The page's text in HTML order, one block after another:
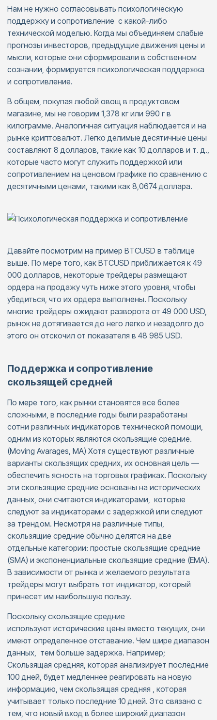
Нам не нужно согласовывать психологическую
поддержку и сопротивление с какой-либо
технической моделью. Когда мы объединяем слабые
прогнозы инвесторов, предыдущие движения цены и
мысли, которые они сформировали в собственном
сознании, формируется психологическая поддержка
и сопротивление.
В общем, покупая любой овощ в продуктовом
магазине, мы не говорим 1,378 кг или 990 г в
килограмме. Аналогичная ситуация наблюдается и на
рынке криптовалют. Легко делимые десятичные цены
составляют 8 долларов, такие как 10 долларов и т. д.,
которые часто могут служить поддержкой или
сопротивлением на ценовом графике по сравнению с
десятичными ценами, такими как 8,0674 доллара.
Давайте посмотрим на пример BTCUSD в таблице
выше. По мере того, как BTCUSD приближается к 49
000 долларов, некоторые трейдеры размещают
ордера на продажу чуть ниже этого уровня, чтобы
убедиться, что их ордера выполнены. Поскольку
многие трейдеры ожидают разворота от 49 000 USD,
рынок не дотягивается до него легко и незадолго до
этого он отскочил от показателя в 48 985 USD.
Поддержка и сопротивление
скользящей средней
По мере того, как рынки становятся все более
сложными, в последние годы были разработаны
сотни различных индикаторов технической помощи,
одним из которых являются скользящие средние.
(Moving Avarages, MA) Хотя существуют различные
варианты скользящих средних, их основная цель —
обеспечить ясность на торговых графиках. Поскольку
эти скользящие средние основаны на исторических
данных, они считаются индикаторами, которые
следуют за индикаторами с задержкой или следуют
за трендом. Несмотря на различные типы,
скользящие средние обычно делятся на две
отдельные категории: простые скользящие средние
(SMA) и экспоненциальные скользящие средние (EMA).
В зависимости от рынка и желаемого результата
трейдеры могут выбрать тот индикатор, который
принесет им наибольшую пользу.
Поскольку скользящие средние
используют исторические цены вместо текущих, они
имеют определенное отставание. Чем шире диапазон
данных, тем больше задержка. Например;
Скользящая средняя, которая анализирует последние
100 дней, будет медленнее реагировать на новую
информацию, чем скользящая средняя , которая
учитывает только последние 10 дней. Это связано с
тем, что новый вход в более широкий диапазон